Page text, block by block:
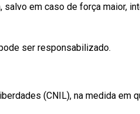
em caso de força maior,
ser responsabilizado.
(CNIL), na medida em